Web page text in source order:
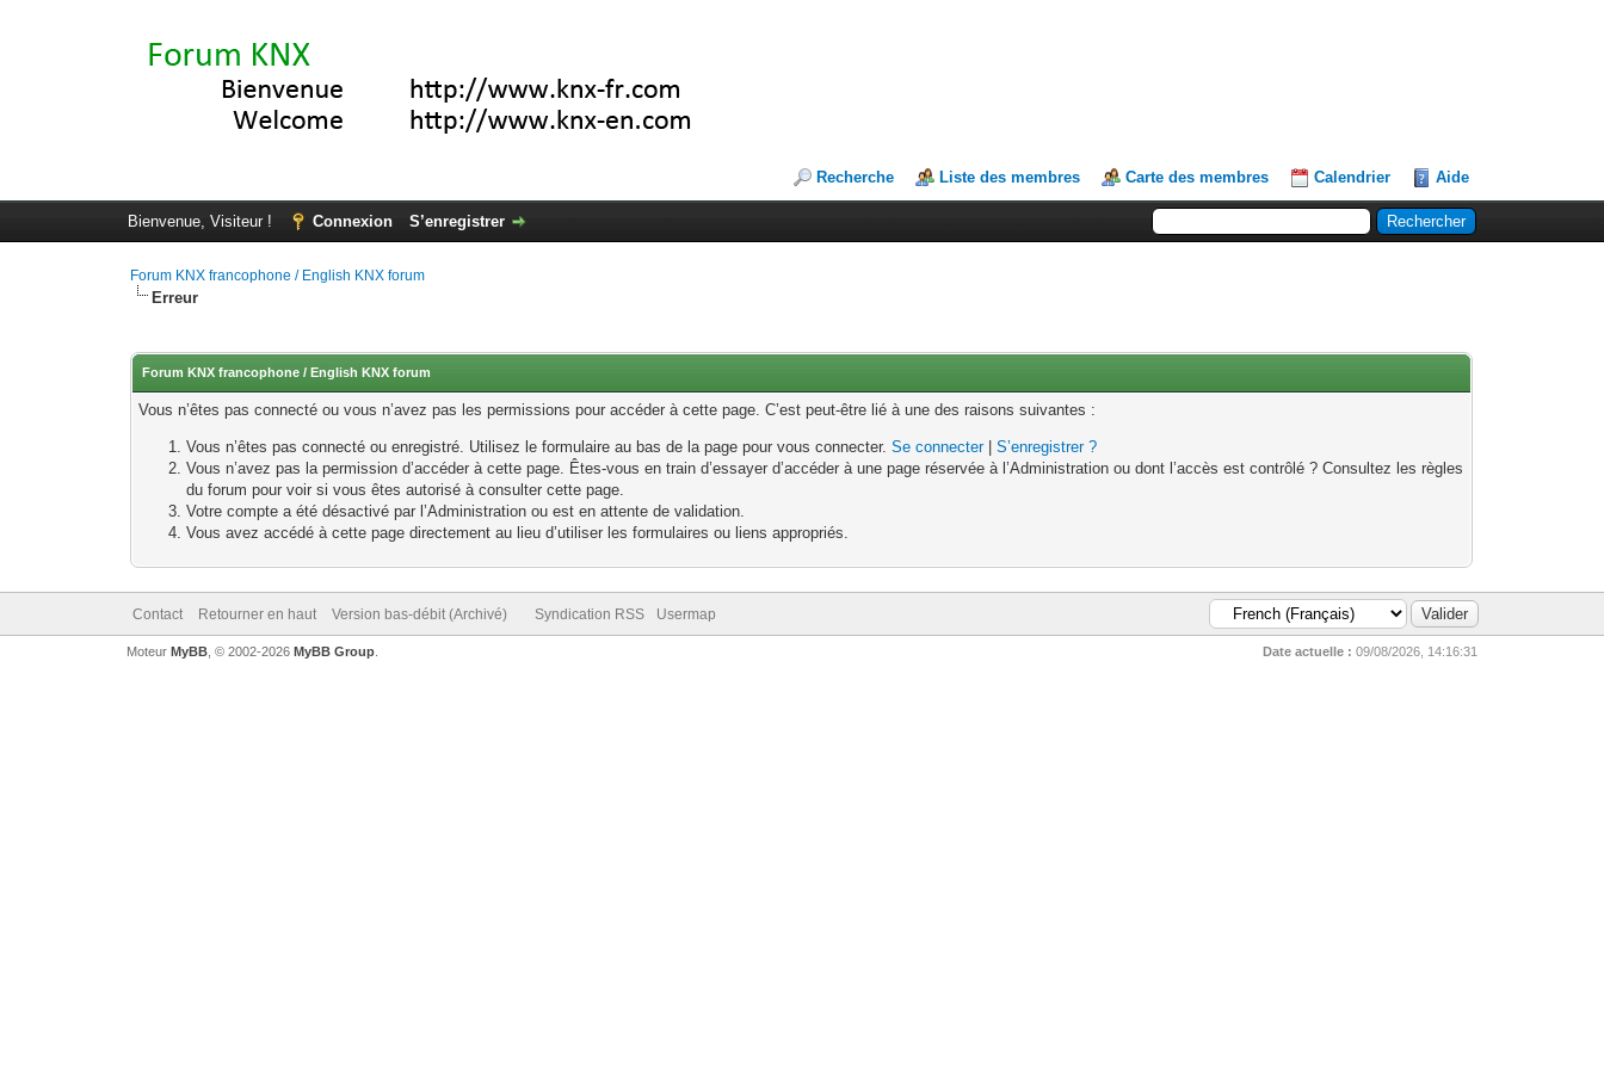
Recherche Liste des membres Carte des membres Calendrier Aide
Bienvenue, Visiteur ! Connexion S’enregistrer
Forum KNX francophone / English KNX forum
Erreur
Forum KNX francophone / English KNX forum
Vous n’êtes pas connecté ou vous n’avez pas les permissions pour accéder à cette page. C’est peut-être lié à une des raisons suivantes :
Vous n’êtes pas connecté ou enregistré. Utilisez le formulaire au bas de la page pour vous connecter.Se connecter|S’enregistrer ?
Vous n’avez pas la permission d’accéder à cette page. Êtes-vous en train d’essayer d’accéder à une page réservée à l’Administration ou dont l’accès est contrôlé ? Consultez les règles
du forum pour voir si vous êtes autorisé à consulter cette page.
Votre compte a été désactivé par l’Administration ou est en attente de validation.
Vous avez accédé à cette page directement au lieu d’utiliser les formulaires ou liens appropriés.
Contact Retourner en haut Version bas-débit (Archivé) Syndication RSS Usermap
Date actuelle : 09/08/2026, 14:16:31
Moteur MyBB, © 2002-2026 MyBB Group.